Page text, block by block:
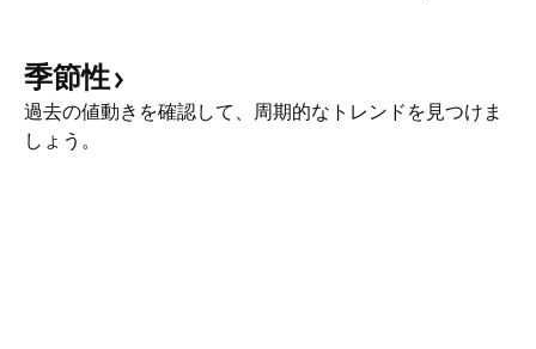
季節性
過去の値動きを確認して、周期的なトレンドを見つけま
しょう。